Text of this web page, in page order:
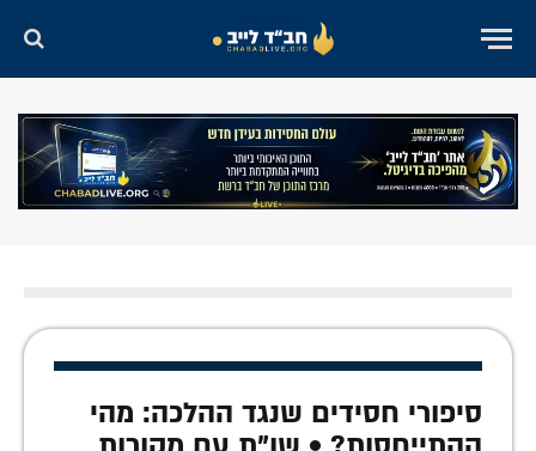
סיפורי חסידים שנגד ההלכה: מהי